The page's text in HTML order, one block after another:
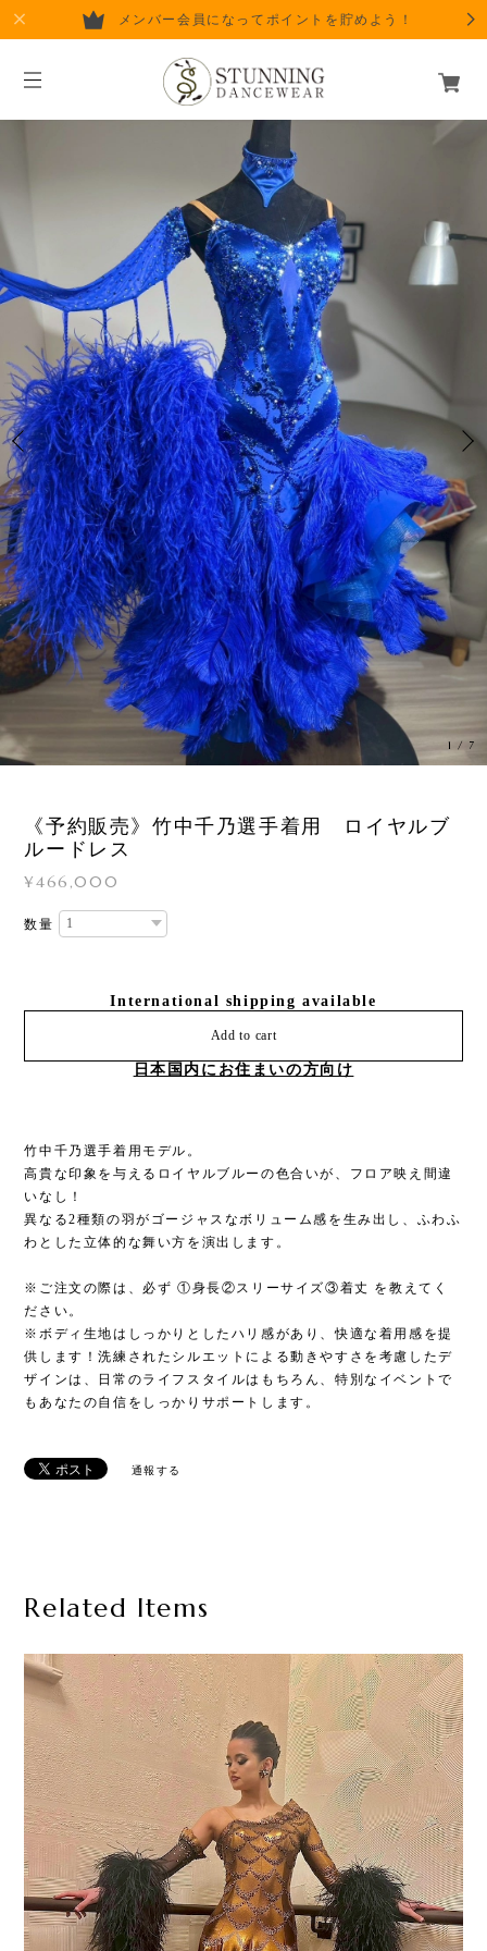
メンバー会員になってポイントを貯めよう！
1 / 7
《予約販売》竹中千乃選手着用 ロイヤルブ
ルードレス
¥466,000
数量
International shipping available
Add to cart
日本国内にお住まいの方向け
竹中千乃選手着用モデル。
高貴な印象を与えるロイヤルブルーの色合いが、フロア映え間違
いなし！
異なる2種類の羽がゴージャスなボリューム感を生み出し、ふわふ
わとした立体的な舞い方を演出します。
※ご注文の際は、必ず ①身長②スリーサイズ③着丈 を教えてく
ださい。
※ボディ生地はしっかりとしたハリ感があり、快適な着用感を提
供します！洗練されたシルエットによる動きやすさを考慮したデ
ザインは、日常のライフスタイルはもちろん、特別なイベントで
もあなたの自信をしっかりサポートします。
通報する
Related Items